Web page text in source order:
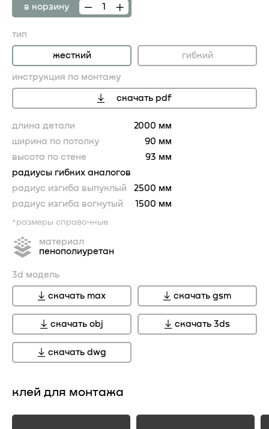
в корзину
тип
жесткий гибкий
инструкция по монтажу
скачать pdf
длина детали
2000 мм
ширина по потолку
90 мм
высота по стене
93 мм
радиусы гибких аналогов
радиус изгиба выпуклый
2500 мм
радиус изгиба вогнутый
1500 мм
*размеры справочные
материал
пенополиуретан
3d модель
скачать max скачать gsm
скачать obj скачать 3ds
скачать dwg
клей для монтажа